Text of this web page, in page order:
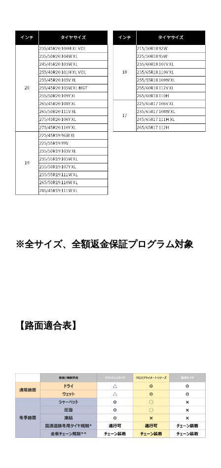
※全サイズ、全額返金保証プログラム対象
【路面適合表】